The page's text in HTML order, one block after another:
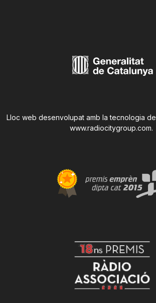
Lloc web desenvolupat amb la tecnologia de
www.radiocitygroup.com.